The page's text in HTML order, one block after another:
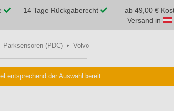
14 Tage Rückgaberecht
ab 49,00 €
Versand in
Parksensoren (PDC) Volvo
entsprechend der Auswahl bereit.